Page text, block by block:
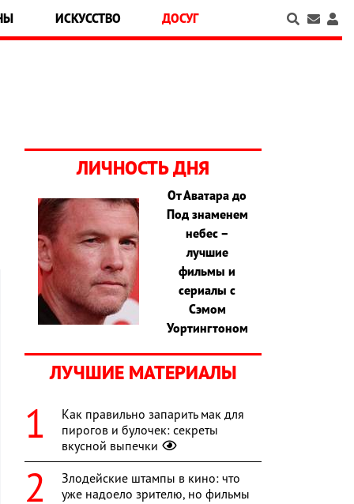
ИСКУССТВО ДОСУГ
ЛИЧНОСТЬ ДНЯ
От Аватара до
Под знаменем
небес –
лучшие
фильмы и
сериалы с
Сэмом
Уортингтоном
ЛУЧШИЕ МАТЕРИАЛЫ
Как правильно запарить мак для
пирогов и булочек: секреты
вкусной выпечки
Злодейские штампы в кино: что
уже надоело зрителю, но фильмы